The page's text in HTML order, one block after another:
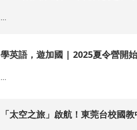
...
學英語，遊加國 | 2025夏令營開始
...
「太空之旅」啟航！東莞台校國